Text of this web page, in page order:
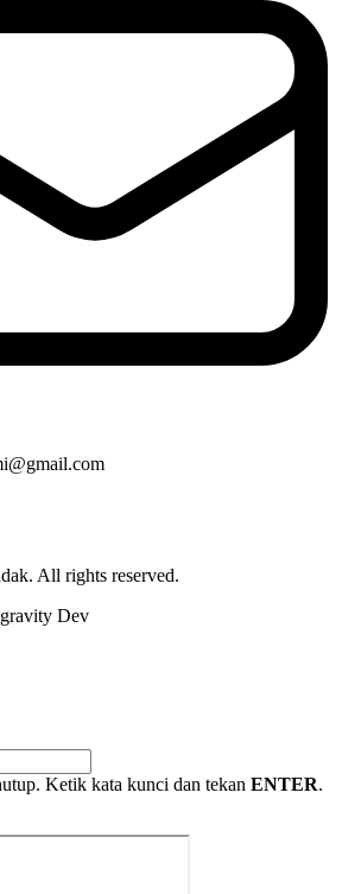
All rights reserved.
Dev
Ketik kata kunci dan tekan ENTER.